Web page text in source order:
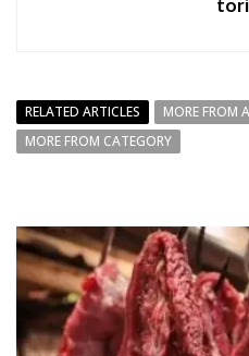
RELATED ARTICLES
MORE FROM
MORE FROM CATEGORY